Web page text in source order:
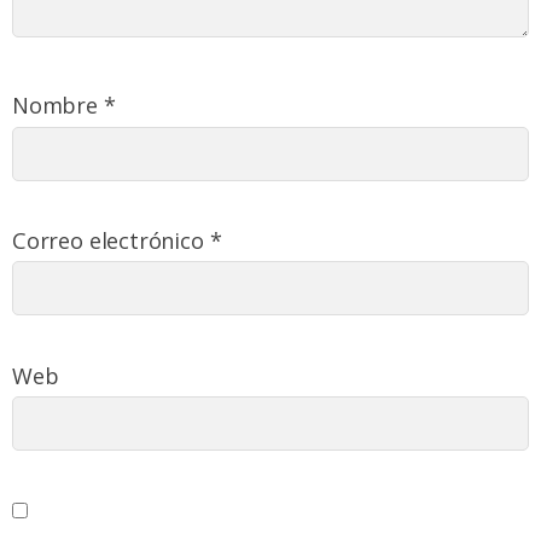
Nombre *
Correo electrónico *
Web